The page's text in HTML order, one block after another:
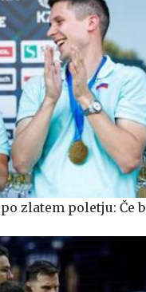
zlatem poletju: Če